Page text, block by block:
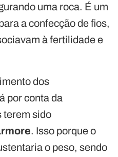
uma roca. É um
a confecção de fios,
à fertilidade e
dos
por conta da
terem sido
. Isso porque o
o peso, sendo